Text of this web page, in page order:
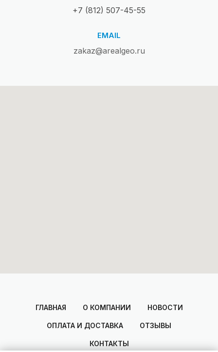
+7 (812) 507-45-55
EMAIL
zakaz@arealgeo.ru
ГЛАВНАЯ О КОМПАНИИ НОВОСТИ
ОПЛАТА И ДОСТАВКА ОТЗЫВЫ
КОНТАКТЫ